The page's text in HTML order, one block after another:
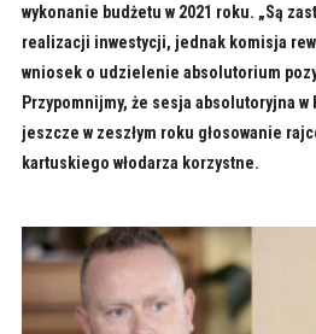
wykonanie budżetu w 2021 roku. „Są
realizacji inwestycji, jednak komisja
wniosek o udzielenie absolutorium
Przypomnijmy, że sesja absolutoryjna
jeszcze w zeszłym roku głosowanie
kartuskiego włodarza korzystne.